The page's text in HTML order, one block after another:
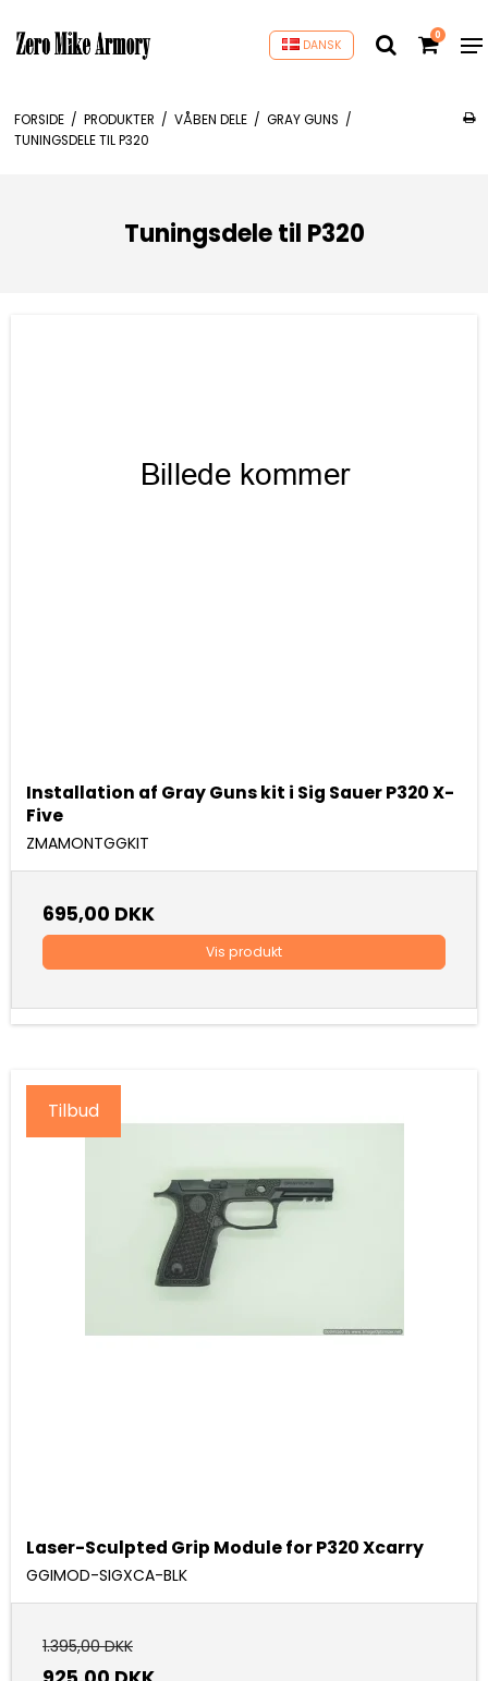
DANSK
0
FORSIDE / PRODUKTER / VÅBEN DELE / GRAY GUNS /
TUNINGSDELE TIL P320
Tuningsdele til P320
Installation af Gray Guns kit i Sig Sauer P320 X-
Five
ZMAMONTGGKIT
695,00 DKK
Vis produkt
Tilbud
Laser-Sculpted Grip Module for P320 Xcarry
GGIMOD-SIGXCA-BLK
1.395,00 DKK